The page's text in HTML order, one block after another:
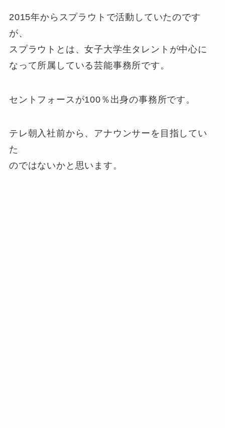
2015年からスプラウトで活動していたのです
が、
スプラウトとは、女子大学生タレントが中心に
なって所属している芸能事務所です。
セントフォースが100％出身の事務所です。
テレ朝入社前から、アナウンサーを目指してい
た
のではないかと思います。